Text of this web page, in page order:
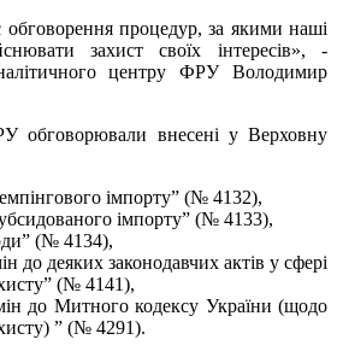
процедур, за якими наші
захист своїх інтересів», -
центру ФРУ Володимир
обговорювали внесені у Верховну
імпорту” (№ 4132),
імпорту” (№ 4133),
(№ 4134),
до деяких законодавчих актів у сфері
(№ 4141),
до Митного кодексу України (щодо
” (№ 4291).